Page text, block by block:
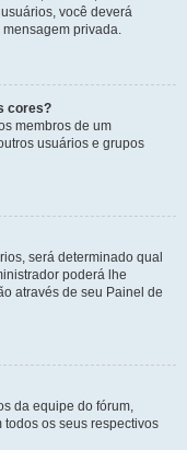
você deverá
privada.
cores?
membros de um
usuários e grupos
será determinado qual
poderá lhe
através de seu Painel de
da equipe do fórum,
os seus respectivos